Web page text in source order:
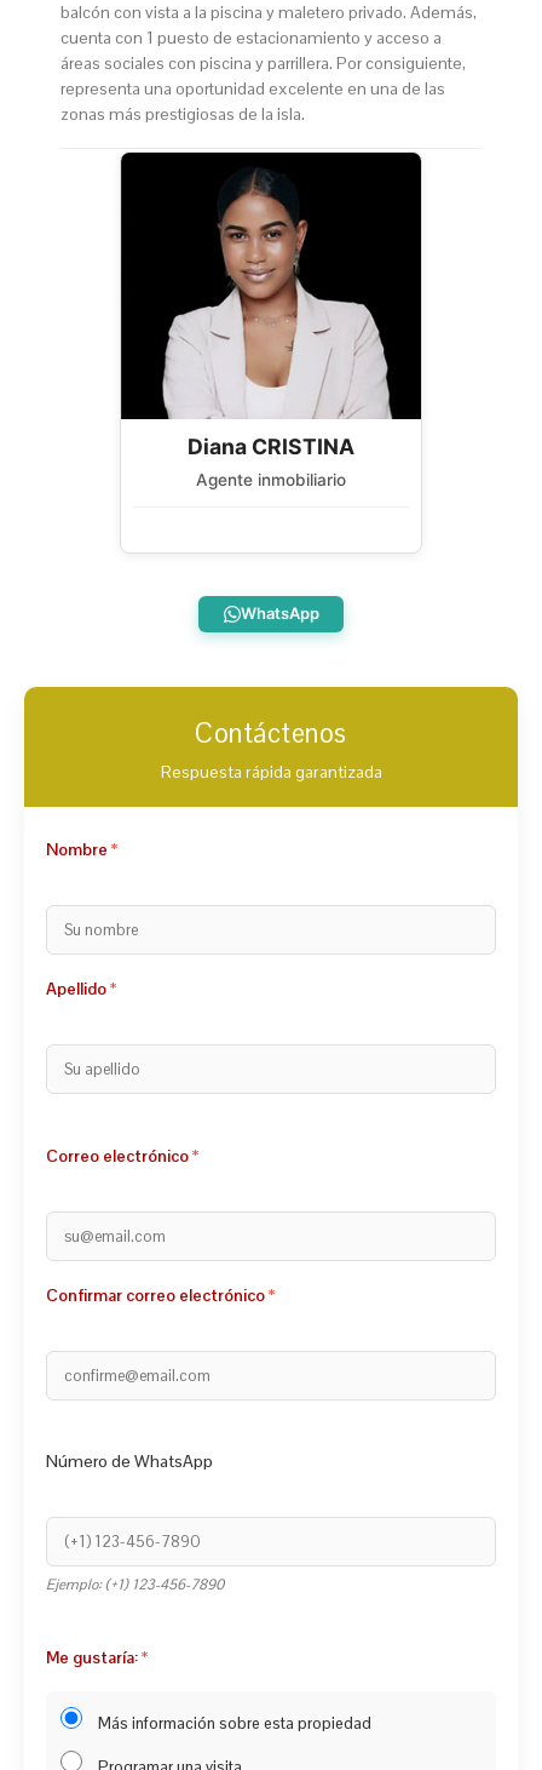
balcón con vista a la piscina y maletero privado. Además,
cuenta con 1 puesto de estacionamiento y acceso a
áreas sociales con piscina y parrillera. Por consiguiente,
representa una oportunidad excelente en una de las
zonas más prestigiosas de la isla.
Diana CRISTINA
Agente inmobiliario
WhatsApp
Contáctenos
Respuesta rápida garantizada
Nombre
Apellido
Correo electrónico
Confirmar correo electrónico
Número de WhatsApp
Ejemplo: (+1) 123-456-7890
Me gustaría:
Más información sobre esta propiedad